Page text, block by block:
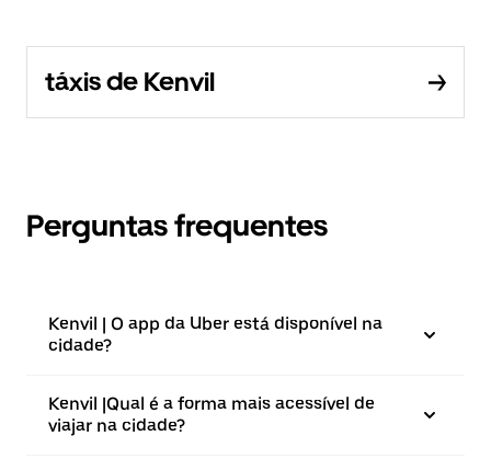
táxis de Kenvil
Perguntas frequentes
Kenvil | O app da Uber está disponível na
cidade?
Kenvil |⁠Qual é a forma mais acessível de
viajar na cidade?